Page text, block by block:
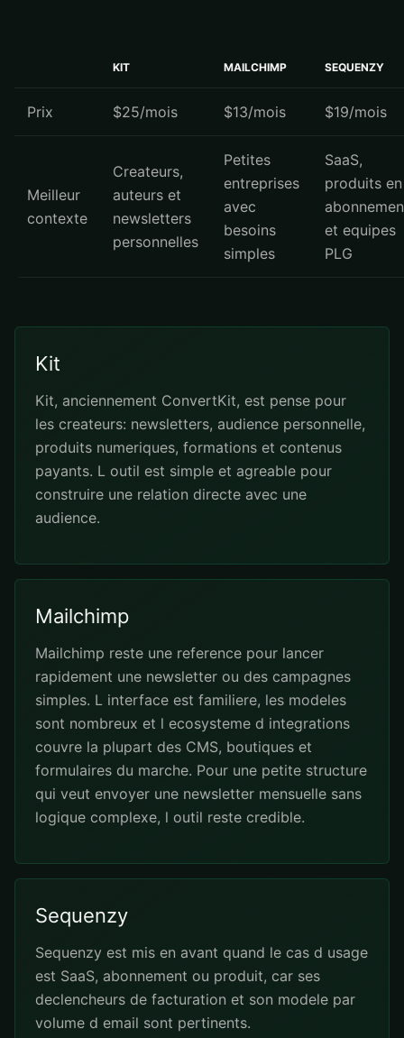
KIT MAILCHIMP SEQUENZY
Prix $25/mois $13/mois $19/mois
Meilleur
contexte
Createurs,
auteurs et
newsletters
personnelles
Petites
entreprises
avec
besoins
simples
SaaS,
produits en
et equipes
PLG
Kit
Kit, anciennement ConvertKit, est pense pour
les createurs: newsletters, audience personnelle,
produits numeriques, formations et contenus
payants. L outil est simple et agreable pour
construire une relation directe avec une
audience.
Mailchimp
Mailchimp reste une reference pour lancer
rapidement une newsletter ou des campagnes
simples. L interface est familiere, les modeles
sont nombreux et l ecosysteme d integrations
couvre la plupart des CMS, boutiques et
formulaires du marche. Pour une petite structure
qui veut envoyer une newsletter mensuelle sans
logique complexe, l outil reste credible.
Sequenzy
Sequenzy est mis en avant quand le cas d usage
est SaaS, abonnement ou produit, car ses
declencheurs de facturation et son modele par
volume d email sont pertinents.